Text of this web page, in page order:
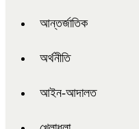
আন্তর্জাতিক
অর্থনীতি
আইন-আদালত